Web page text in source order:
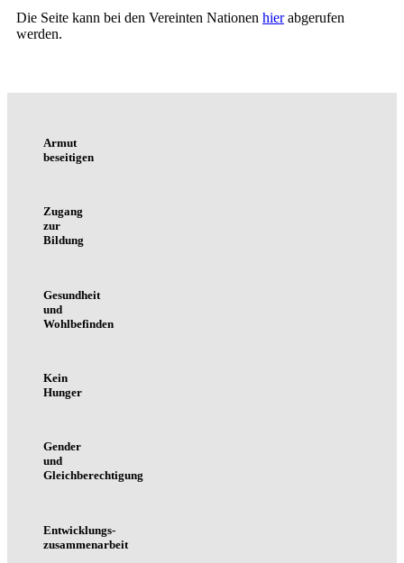
Die Seite kann bei den Vereinten Nationen hierabgerufen
werden.
Armut
beseitigen
Zugang
zur
Bildung
Gesundheit
und
Wohlbefinden
Kein
Hunger
Gender
und
Gleichberechtigung
Entwicklungs-
zusammenarbeit